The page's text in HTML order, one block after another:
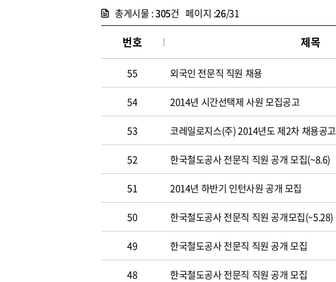
총게시물 :305건 페이지 :26/31
번호 제목
55 외국인 전문직 직원 채용
54 2014년 시간선택제 사원 모집공고
53 코레일로지스(주) 2014년도 제2차 채용공고
52 한국철도공사 전문직 직원 공개 모집(~8.6)
51 2014년 하반기 인턴사원 공개 모집
50 한국철도공사 전문직 직원 공개모집(~5.28)
49 한국철도공사 전문직 직원 공개 모집
48 한국철도공사 전문직 직원 공개 모집